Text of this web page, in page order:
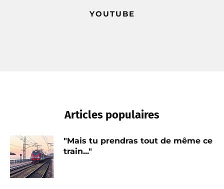
YOUTUBE
Articles populaires
"Mais tu prendras tout de même ce
train..."